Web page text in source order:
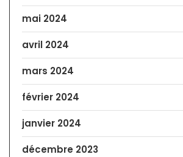
mai 2024
avril 2024
mars 2024
février 2024
janvier 2024
décembre 2023